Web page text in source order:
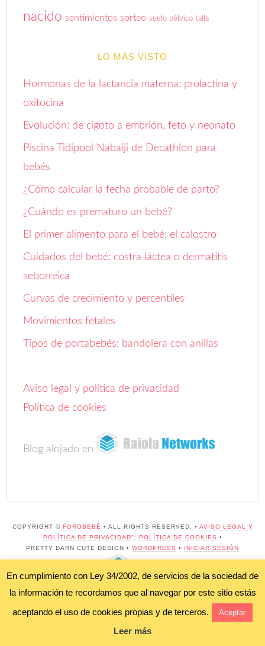
nacido sentimientos sorteo suelo pélvico talla
LO MÁS VISTO
Hormonas de la lactancia materna: prolactina y
oxitocina
Evolución: de cigoto a embrión, feto y neonato
Piscina Tidipool Nabaiji de Decathlon para
bebés
¿Cómo calcular la fecha probable de parto?
¿Cuándo es prematuro un bebé?
El primer alimento para el bebé: el calostro
Cuidados del bebé: costra láctea o dermatitis
seborreica
Curvas de crecimiento y percentiles
Movimientos fetales
Tipos de portabebés: bandolera con anillas
Aviso legal y política de privacidad
Política de cookies
Blog alojado en
COPYRIGHT © FOROBEBÉ • ALL RIGHTS RESERVED. • AVISO LEGAL Y
POLÍTICA DE PRIVACIDAD" ; POLÍTICA DE COOKIES •
PRETTY DARN CUTE DESIGN • WORDPRESS • INICIAR SESIÓN
BLOG ALOJADO EN
En cumplimiento con Ley 34/2002, de servicios de la sociedad de
la información te recordamos que al navegar por este sitio estás
aceptando el uso de cookies propias y de terceros.
Aceptar
Leer más